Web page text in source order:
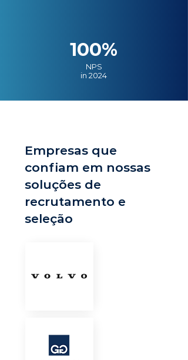
100%
NPS
in 2024
Empresas que
confiam em nossas
soluções de
recrutamento e
seleção